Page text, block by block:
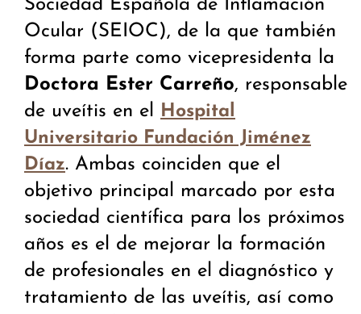
Sociedad Española de Inflamación
Ocular (SEIOC), de la que también
forma parte como vicepresidenta la
Doctora Ester Carreño, responsable
de uveítis en el Hospital
Universitario Fundación Jiménez
Díaz. Ambas coinciden que el
objetivo principal marcado por esta
sociedad científica para los próximos
años es el de mejorar la formación
de profesionales en el diagnóstico y
tratamiento de las uveítis, así como